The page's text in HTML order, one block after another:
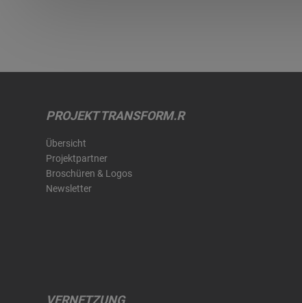
PROJEKT TRANSFORM.R
Übersicht
Projektpartner
Broschüren & Logos
Newsletter
VERNETZUNG